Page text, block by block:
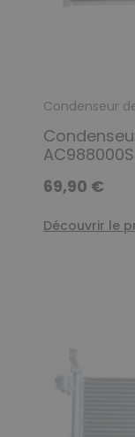
Condenseur
69,90 €
Découvrir le